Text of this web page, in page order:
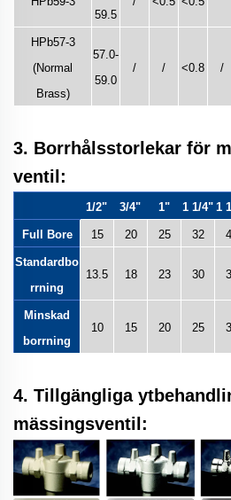
59.5
HPb57-3
(Normal
Brass)
57.0-
59.0
/ / <0.8 /
3. Borrhålsstorlekar för
ventil:
1/2" 3/4" 1" 1 1/4" 1
Full Bore 15 20 25 32
Standardbo
rrning
13.5 18 23 30
Minskad
borrning
10 15 20 25
4. Tillgängliga
mässingsventil: